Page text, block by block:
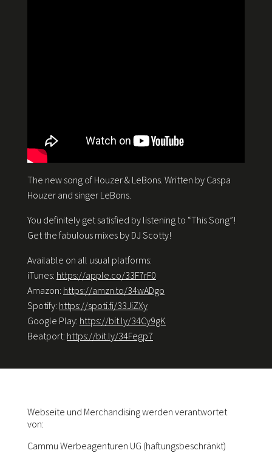
The new song of Houzer & LeBons. Written by Caspa
Houzer and singer LeBons.
You definitely get satisfied by listening to “This Song”!
Get the fabulous mixes by DJ Scotty!
Available on all usual platforms:
iTunes: https://apple.co/33F7rF0
Amazon: https://amzn.to/34wADgo
Spotify: https://spoti.fi/33JiZXy
Google Play: https://bit.ly/34Cy9gK
Beatport: https://bit.ly/34Fegp7
Webseite und Merchandising werden verantwortet
von:
Cammu Werbeagenturen UG (haftungsbeschränkt)